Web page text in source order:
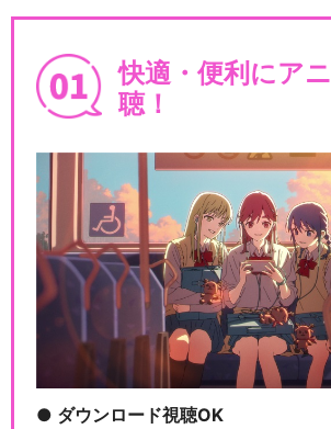
～大盛り～
BanG
ふぃーば…
快適・便利にア
聴！
ダウンロード視聴OK